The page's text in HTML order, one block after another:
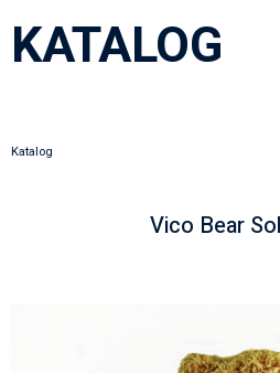
KATALOG
Katalog
Vico Bear